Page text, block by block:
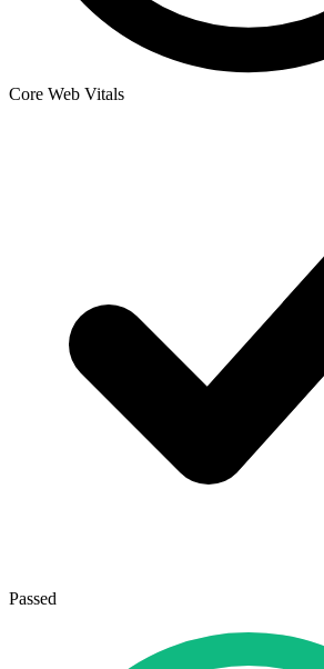
Core Web Vitals
Passed